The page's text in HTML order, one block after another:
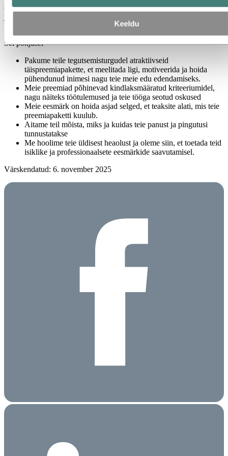
Keeldu
eristav, ühendades rahalised preemiad kasvuvõimaluste, tunnustuse
ka tulevikus.
Sel põhjusel
Pakume teile tegutsemisturgudel atraktiivseid
täispreemiapakette, et meelitada ligi, motiveerida ja hoida
pühendunud inimesi nagu teie meie edu edendamiseks.
Meie preemiad põhinevad kindlaksmääratud kriteeriumidel,
nagu näiteks töötulemused ja teie tööga seotud oskused
Meie eesmärk on hoida asjad selged, et teaksite alati, mis teie
preemiapaketti kuulub.
Aitame teil mõista, miks ja kuidas teie panust ja pingutusi
tunnustatakse
Me hoolime teie üldisest heaolust ja oleme siin, et toetada teid
isiklike ja professionaalsete eesmärkide saavutamisel.
Värskendatud: 6. november 2025